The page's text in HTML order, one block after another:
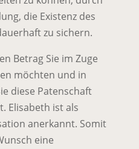
die Existenz des
zu sichern.
Betrag Sie im Zuge
möchten und in
diese Patenschaft
Elisabeth ist als
anerkannt. Somit
eine